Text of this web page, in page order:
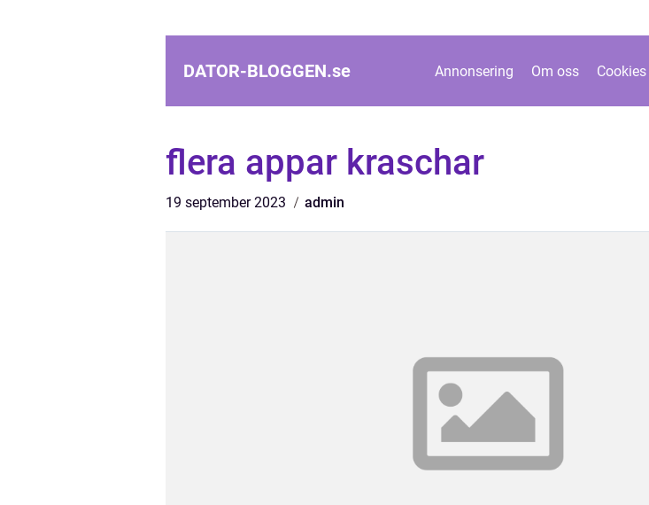
DATOR-BLOGGEN.se Annonsering Om oss Cookies
flera appar kraschar
19 september 2023 admin